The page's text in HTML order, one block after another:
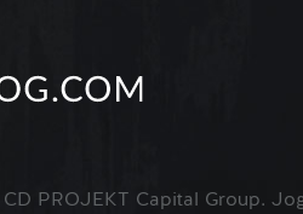
PROJEKT Capital Group.